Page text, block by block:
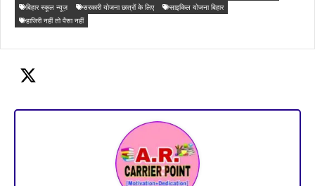
बिहार स्कूल न्यूज़
सरकारी योजना छात्रों के लिए
साइकिल योजना बिहार
हाजिरी नहीं तो पैसा नहीं